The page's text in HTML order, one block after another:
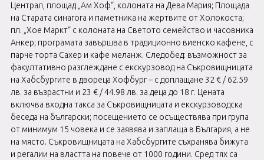
Централ, площад „Ам Хоф“, колоната на Дева Мария; Площада
на Старата синагога и паметника на жертвите от Холокоста;
пл. „Хое Маркт“ с колоната на Светото семейство и часовника
Анкер; програмата завършва в традиционно виенско кафене, с
парче торта Сахер и кафе меланж. Следобед: възможност за
факултативно разглеждане с екскурзовод на Съкровищницата
на Хабсбургите в двореца Хофбург – с доплащане 32 € / 62.59
лв. за възрастни и 23 € / 44.98 лв. за деца до 18 г. Цената
включва входна такса за Съкровищницата и екскурзоводска
беседа на български; посещението се осъществява при група
от минимум 15 човека и се заявява и заплаща в България, а не
на място. Съкровищницата на Хабсбургите съхранява бижута
и регалии на властта на повече от 1000 години. Сред тях са